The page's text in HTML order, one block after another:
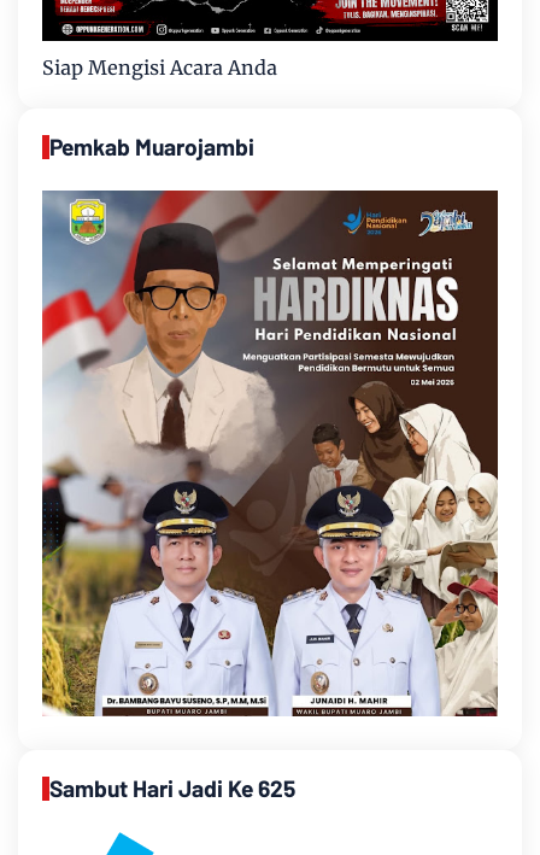
Siap Mengisi Acara Anda
Pemkab Muarojambi
Sambut Hari Jadi Ke 625